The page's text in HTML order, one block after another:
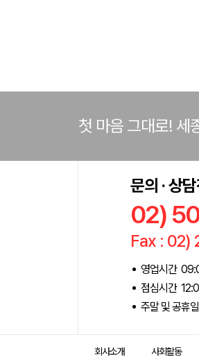
첫 마음 그대로! 세
문의 · 상
02)
Fax : 02)
영업시간
점심시간
주말 및 공휴
회사소개 사회활동